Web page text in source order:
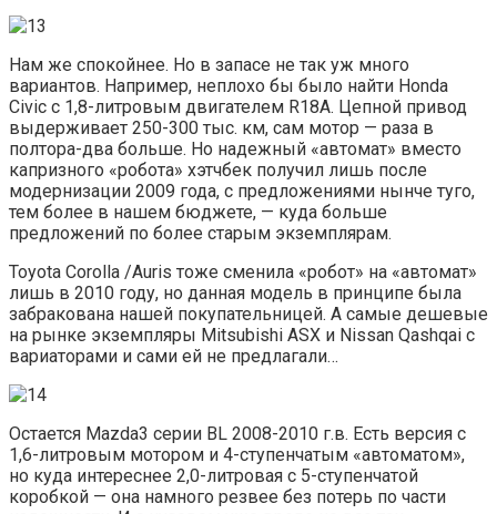
Нам же спокойнее. Но в запасе не так уж много
вариантов. Например, неплохо бы было найти Honda
Civic с 1,8-литровым двигателем R18A. Цепной привод
выдерживает 250-300 тыс. км, сам мотор — раза в
полтора-два больше. Но надежный «автомат» вместо
капризного «робота» хэтчбек получил лишь после
модернизации 2009 года, с предложениями нынче туго,
тем более в нашем бюджете, — куда больше
предложений по более старым экземплярам.
Toyota Corolla /Auris тоже сменила «робот» на «автомат»
лишь в 2010 году, но данная модель в принципе была
забракована нашей покупательницей. А самые дешевые
на рынке экземпляры Mitsubishi ASX и Nissan Qashqai с
вариаторами и сами ей не предлагали…
Остается Mazda3 серии BL 2008-2010 г.в. Есть версия с
1,6-литровым мотором и 4-ступенчатым «автоматом»,
но куда интереснее 2,0-литровая с 5-ступенчатой
коробкой — она намного резвее без потерь по части